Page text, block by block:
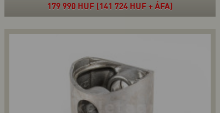
179 990 HUF (141 724 HUF + ÁFA)